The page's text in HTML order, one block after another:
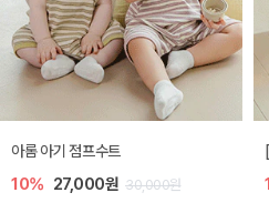
아롬 아기 점프수트
10% 27,000원 30,000원